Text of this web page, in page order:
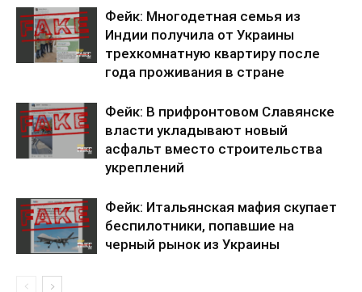
Фейк: Многодетная семья из
Индии получила от Украины
трехкомнатную квартиру после
года проживания в стране
Фейк: В прифронтовом Славянске
власти укладывают новый
асфальт вместо строительства
укреплений
Фейк: Итальянская мафия скупает
беспилотники, попавшие на
черный рынок из Украины